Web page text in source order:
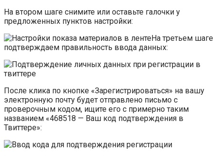
На втором шаге снимите или оставьте галочки у
предложенных пунктов настройки:
На третьем шаге
подтверждаем правильность ввода данных:
После клика по кнопке «Зарегистрироваться» на вашу
электронную почту будет отправлено письмо с
проверочным кодом, ищите его с примерно таким
названием «468518 — Ваш код подтверждения в
Твиттере»: